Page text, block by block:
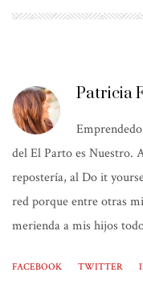
Patricia
del El Parto es Nuestro.
repostería, al Do it
red porque entre otras
merienda a mis hijos
FACEBOOK TWITTER